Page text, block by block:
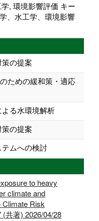
, 環境影響評価 キー
、水工学、環境影響
の提案
ための緩和策・適応
る水環境解析
の提案
ムへの検討
to heavy
climate and
Climate Risk
(共著) 2026/04/28